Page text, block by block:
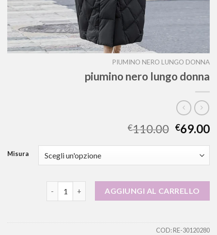
PIUMINO NERO LUNGO DONNA
piumino nero lungo donna
€110.00 €69.00
Misura
piumino nero lungo donna quantità
AGGIUNGI AL CARRELLO
COD:RE-30120280